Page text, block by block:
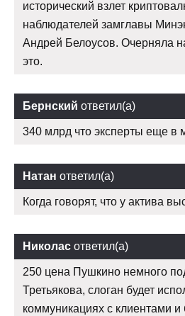
исторический взлет
наблюдателей замглавы
Андрей Белоусов. Очерняла
это.
Бернский ответил(а)
340 млрд что эксперты еще в
Натан ответил(а)
Когда говорят, что у актива
Николас ответил(а)
250 цена Пушкино немного
Третьякова, слоган будет
коммуникациях с клиентами